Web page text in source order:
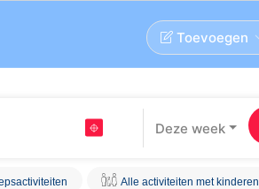
Toevoegen
Deze week
Alle activiteiten met kinderen